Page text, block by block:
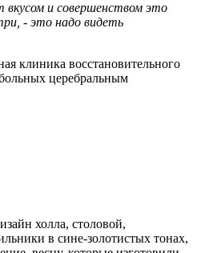
вкусом и совершенством это
- это надо видеть
холла, столовой,
в сине-золотистых тонах,